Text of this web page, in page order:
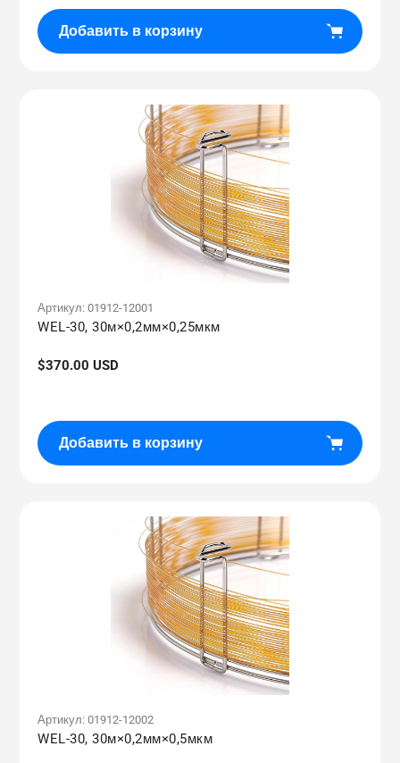
Добавить в корзину
Артикул: 01912-12001
WEL-30, 30м×0,2мм×0,25мкм
Обычная
$370.00 USD
Добавить в корзину
Артикул: 01912-12002
WEL-30, 30м×0,2мм×0,5мкм